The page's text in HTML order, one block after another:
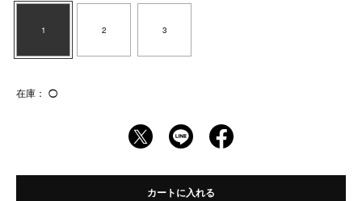
1 2 3
在庫： ◯
カートに入れる